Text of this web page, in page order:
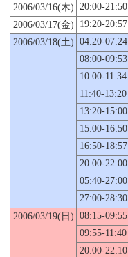
2006/03/16(木)
20:00-21:50
2006/03/17(金)
19:20-20:57
2006/03/18(土) 04:20-07:24
08:00-09:53
10:00-11:34
11:40-13:20
13:20-15:00
15:00-16:50
16:50-18:57
20:00-22:00
05:40-27:00
27:00-28:30
2006/03/19(日) 08:15-09:55
09:55-11:40
20:00-22:10